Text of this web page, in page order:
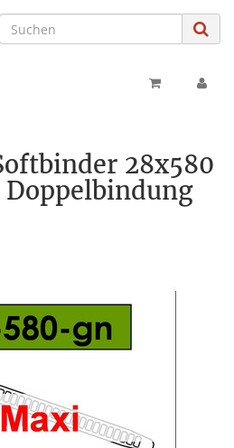
28x580
Doppelbindung